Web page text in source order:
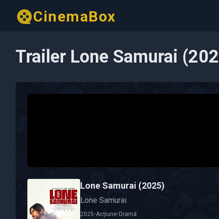
CinemaBox
Trailer Lone Samurai
Lone Samurai (2025)
Lone Samurai
2025•Acțiune• Dramă